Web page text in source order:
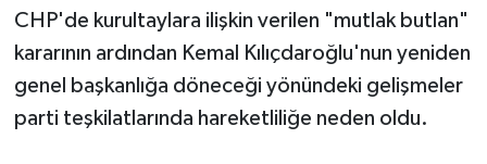
CHP'de kurultaylara ilişkin verilen "mutlak butlan"
kararının ardından Kemal Kılıçdaroğlu'nun yeniden
genel başkanlığa döneceği yönündeki gelişmeler
parti teşkilatlarında hareketliliğe neden oldu.